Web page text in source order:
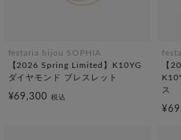
festaria bijou SOPHIA
【2026 Spring Limited】K10YG
ダイヤモンド ブレスレット
¥69,300税込
【
ス